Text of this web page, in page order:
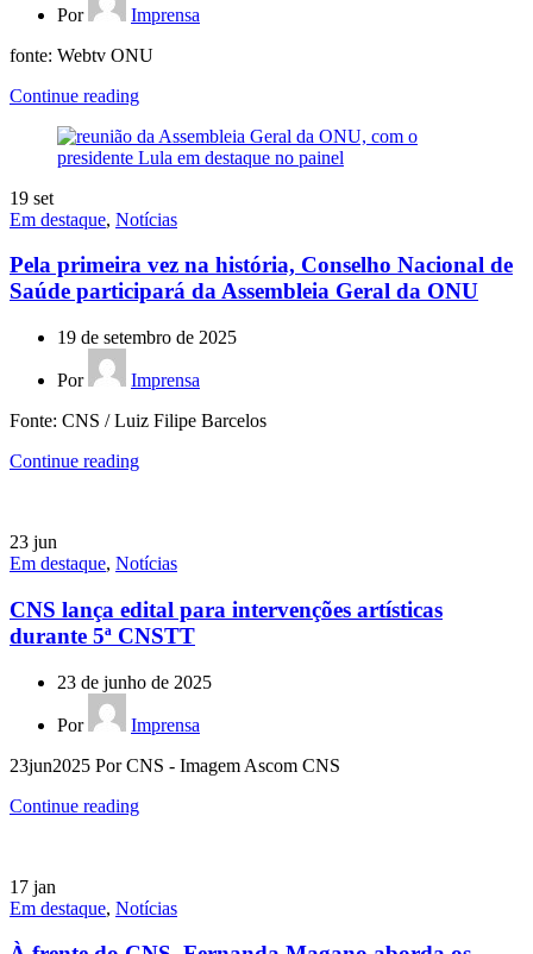
Por
Imprensa
fonte: Webtv ONU
Continue reading
19 set
Em destaque, Notícias
Pela primeira vez na história, Conselho Nacional de
Saúde participará da Assembleia Geral da ONU
19 de setembro de 2025
Por
Imprensa
Fonte: CNS / Luiz Filipe Barcelos
Continue reading
23 jun
Em destaque, Notícias
CNS lança edital para intervenções artísticas
durante 5ª CNSTT
23 de junho de 2025
Por
Imprensa
23jun2025 Por CNS - Imagem Ascom CNS
Continue reading
17 jan
Em destaque, Notícias